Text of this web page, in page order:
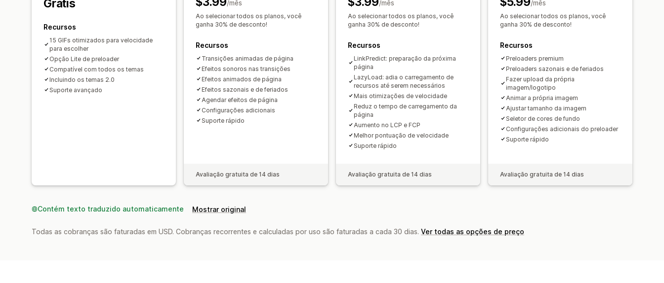
Eventos personalizados
Grátis
Recursos
15 GIFs otimizados para velocidade
para escolher
Opção Lite de preloader
Compatível com todos os temas
Incluindo os temas 2.0
Suporte avançado
/mês
Ao selecionar todos os planos, você
ganha 30% de desconto!
Recursos
Transições animadas de página
Efeitos sonoros nas transições
Efeitos animados de página
Efeitos sazonais e de feriados
Agendar efeitos de página
Configurações adicionais
Suporte rápido
Avaliação gratuita de 14 dias
/mês
Ao selecionar todos os planos, você
ganha 30% de desconto!
Recursos
LinkPredict: preparação da próxima
página
LazyLoad: adia o carregamento de
recursos até serem necessários
Mais otimizações de velocidade
Reduz o tempo de carregamento da
página
Aumento no LCP e FCP
Melhor pontuação de velocidade
Suporte rápido
Avaliação gratuita de 14 dias
/mês
Ao selecionar todos os planos, você
ganha 30% de desconto!
Recursos
Preloaders premium
Preloaders sazonais e de feriados
Fazer upload da própria
imagem/logotipo
Animar a própria imagem
Ajustar tamanho da imagem
Seletor de cores de fundo
Configurações adicionais do preloader
Suporte rápido
Avaliação gratuita de 14 dias
Contém texto traduzido automaticamente Mostrar original
Todas as cobranças são faturadas em USD. Cobranças recorrentes e calculadas por uso são faturadas a cada 30 dias. Ver todas as opções de preço